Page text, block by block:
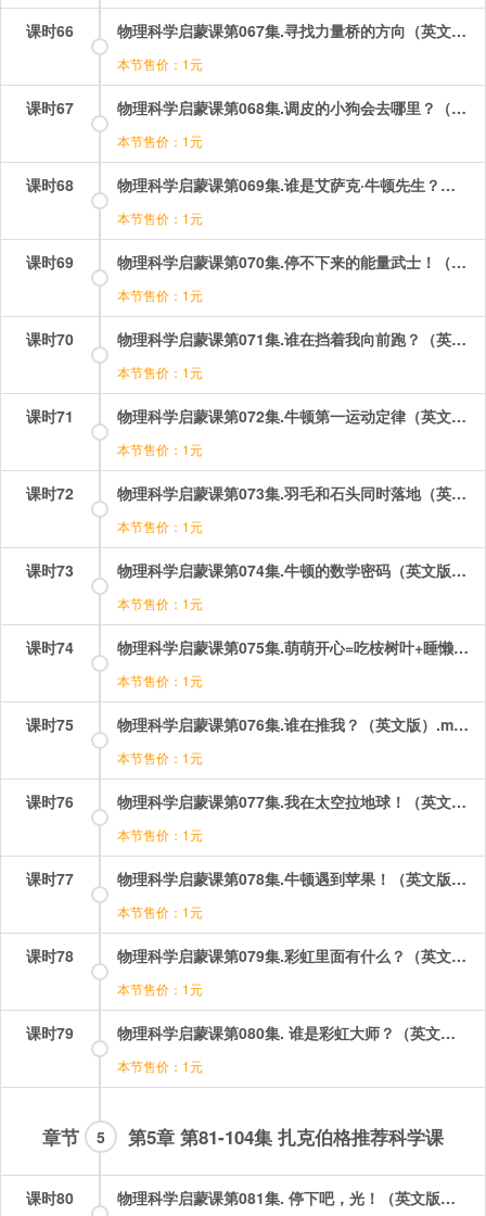
课时66 物理科学启蒙课第067集.寻找力量桥的方向（英文版）.mp4
本节售价：1元
课时67 物理科学启蒙课第068集.调皮的小狗会去哪里？（英文版）.mp4
本节售价：1元
课时68 物理科学启蒙课第069集.谁是艾萨克·牛顿先生？（英文版）.mp4
本节售价：1元
课时69 物理科学启蒙课第070集.停不下来的能量武士！（英文版）.mp4
本节售价：1元
课时70 物理科学启蒙课第071集.谁在挡着我向前跑？（英文版）.mp4
本节售价：1元
课时71 物理科学启蒙课第072集.牛顿第一运动定律（英文版）.mp4
本节售价：1元
课时72 物理科学启蒙课第073集.羽毛和石头同时落地（英文版）.mp4
本节售价：1元
课时73 物理科学启蒙课第074集.牛顿的数学密码（英文版）.mp4
本节售价：1元
课时74 物理科学启蒙课第075集.萌萌开心=吃桉树叶+睡懒觉（英文版）.mp4
本节售价：1元
课时75 物理科学启蒙课第076集.谁在推我？（英文版）.mp4
本节售价：1元
课时76 物理科学启蒙课第077集.我在太空拉地球！（英文版）.mp4
本节售价：1元
课时77 物理科学启蒙课第078集.牛顿遇到苹果！（英文版）.mp4
本节售价：1元
课时78 物理科学启蒙课第079集.彩虹里面有什么？（英文版）.mp4
本节售价：1元
课时79 物理科学启蒙课第080集. 谁是彩虹大师？（英文版）.mp4
本节售价：1元
章节 第5章 第81-104集 扎克伯格推荐科学课
5
课时80 物理科学启蒙课第081集. 停下吧，光！（英文版）.mp4